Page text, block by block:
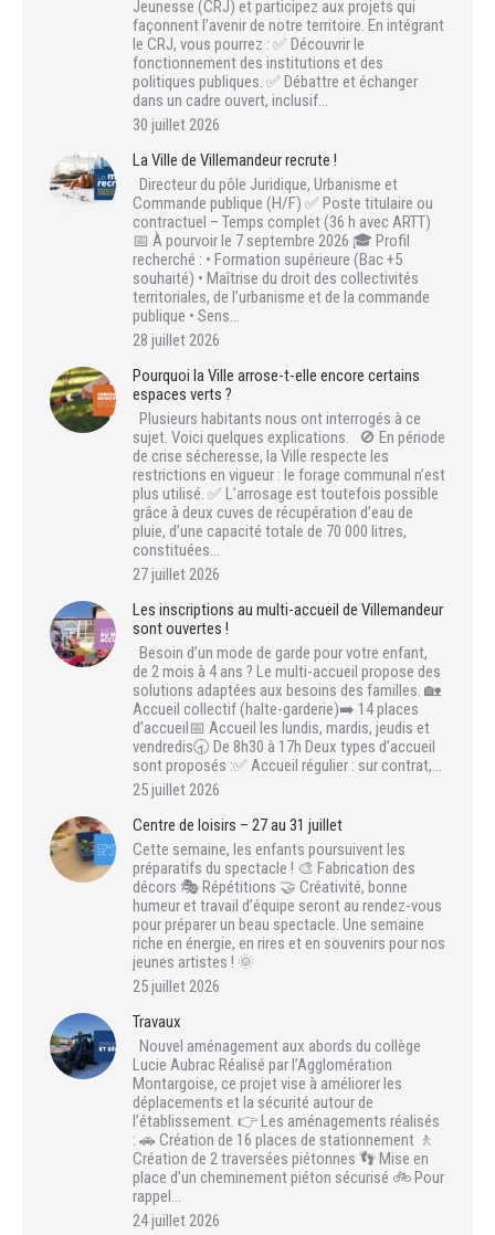
Jeunesse (CRJ) et participez aux projets qui
façonnent l’avenir de notre territoire. En intégrant
le CRJ, vous pourrez : ✅ Découvrir le
fonctionnement des institutions et des
politiques publiques. ✅ Débattre et échanger
dans un cadre ouvert, inclusif…
30 juillet 2026
La Ville de Villemandeur recrute !
Directeur du pôle Juridique, Urbanisme et
Commande publique (H/F) ✅ Poste titulaire ou
contractuel – Temps complet (36 h avec ARTT)
📅 À pourvoir le 7 septembre 2026 🎓 Profil
recherché : • Formation supérieure (Bac +5
souhaité) • Maîtrise du droit des collectivités
territoriales, de l’urbanisme et de la commande
publique • Sens…
28 juillet 2026
Pourquoi la Ville arrose-t-elle encore certains
espaces verts ?
Plusieurs habitants nous ont interrogés à ce
sujet. Voici quelques explications. 🚫 En période
de crise sécheresse, la Ville respecte les
restrictions en vigueur : le forage communal n’est
plus utilisé. ✅ L’arrosage est toutefois possible
grâce à deux cuves de récupération d’eau de
pluie, d’une capacité totale de 70 000 litres,
constituées…
27 juillet 2026
Les inscriptions au multi-accueil de Villemandeur
sont ouvertes !
Besoin d’un mode de garde pour votre enfant,
de 2 mois à 4 ans ? Le multi-accueil propose des
solutions adaptées aux besoins des familles. 🏡
Accueil collectif (halte-garderie)➡️ 14 places
d’accueil📅 Accueil les lundis, mardis, jeudis et
vendredis🕣 De 8h30 à 17h Deux types d’accueil
sont proposés :✅ Accueil régulier : sur contrat,…
25 juillet 2026
Centre de loisirs – 27 au 31 juillet
Cette semaine, les enfants poursuivent les
préparatifs du spectacle ! 🎨 Fabrication des
décors 🎭 Répétitions 🤝 Créativité, bonne
humeur et travail d’équipe seront au rendez-vous
pour préparer un beau spectacle. Une semaine
riche en énergie, en rires et en souvenirs pour nos
jeunes artistes ! 🌞
25 juillet 2026
Travaux
Nouvel aménagement aux abords du collège
Lucie Aubrac Réalisé par l’Agglomération
Montargoise, ce projet vise à améliorer les
déplacements et la sécurité autour de
l’établissement. 👉 Les aménagements réalisés
: 🚗 Création de 16 places de stationnement 🚶
Création de 2 traversées piétonnes 👣 Mise en
place d’un cheminement piéton sécurisé 🚲 Pour
rappel…
24 juillet 2026